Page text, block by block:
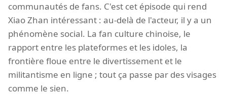
communautés de fans. C'est cet épisode qui rend
Xiao Zhan intéressant : au-delà de l'acteur, il y a un
phénomène social. La fan culture chinoise, le
rapport entre les plateformes et les idoles, la
frontière floue entre le divertissement et le
militantisme en ligne ; tout ça passe par des visages
comme le sien.